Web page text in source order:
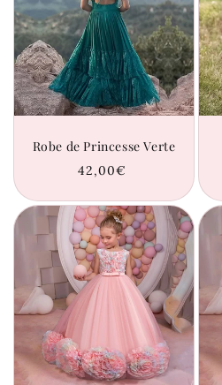
Robe de Princesse Verte
Prix
42,00€